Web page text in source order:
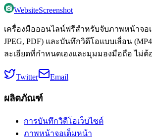
WebsiteScreenshot
เครื่องมือออนไลน์ฟรีสำหรับจับภาพหน้าจอเ
JPEG, PDF) และบันทึกวิดีโอแบบเลื่อน
ละเอียดที่กำหนดเองและมุมมองมือถือ ไม่ต้
Twitter Email
ผลิตภัณฑ์
การบันทึกวิดีโอเว็บไซต์
ภาพหน้าจอเต็มหน้า